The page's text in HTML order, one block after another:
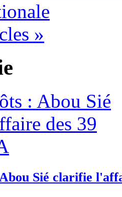
»
Sié clarifie